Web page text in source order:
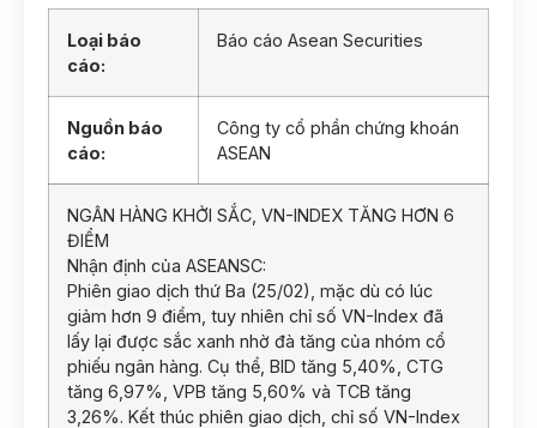
Loại báo
cáo:
Báo cáo Asean Securities
Nguồn báo
cáo:
Công ty cổ phần chứng khoán
ASEAN
NGÂN HÀNG KHỞI SẮC, VN-INDEX TĂNG HƠN 6
ĐIỂM
Nhận định của ASEANSC:
Phiên giao dịch thứ Ba (25/02), mặc dù có lúc
giảm hơn 9 điểm, tuy nhiên chỉ số VN-Index đã
lấy lại được sắc xanh nhờ đà tăng của nhóm cổ
phiếu ngân hàng. Cụ thể, BID tăng 5,40%, CTG
tăng 6,97%, VPB tăng 5,60% và TCB tăng
3,26%. Kết thúc phiên giao dịch, chỉ số VN-Index